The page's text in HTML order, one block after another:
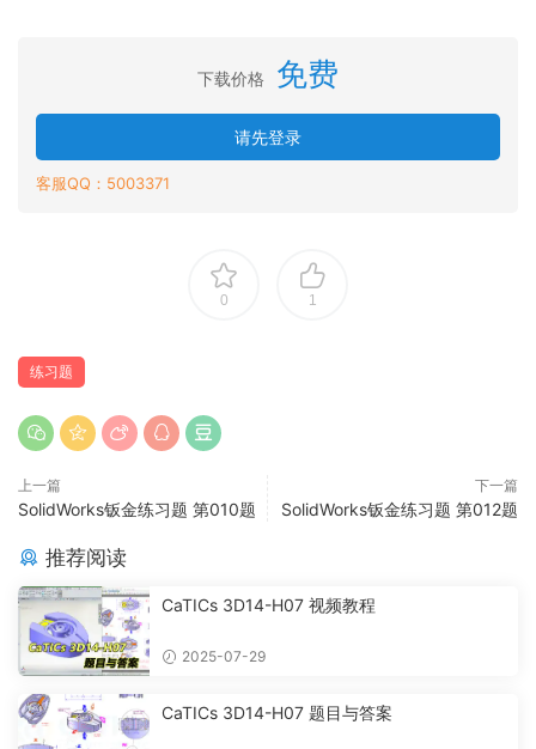
下载价格 免费
请先登录
客服QQ：5003371
0 1
练习题
上一篇
SolidWorks钣金练习题 第010题
下一篇
SolidWorks钣金练习题 第012题
推荐阅读
CaTICs 3D14-H07 视频教程
2025-07-29
CaTICs 3D14-H07 题目与答案